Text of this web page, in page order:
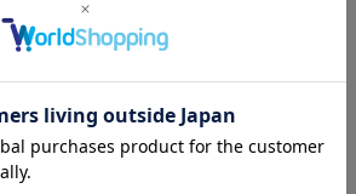
(0)
(0)